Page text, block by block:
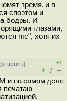
время, и в
спортом и
бодры. И
глазами,
mc", хотя их
ответить]
+1
+ / –
и на самом деле
печатаю